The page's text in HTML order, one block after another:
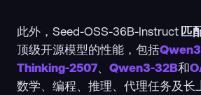
此外，Seed-OSS-36B-Instruct 匹
顶级开源模型的性能，包括
Thinking-2507、 Qwen3-32B和
数学、编程、推理、代理任务及长